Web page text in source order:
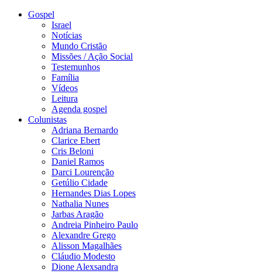
Gospel
Israel
Notícias
Mundo Cristão
Missões / Ação Social
Testemunhos
Família
Vídeos
Leitura
Agenda gospel
Colunistas
Adriana Bernardo
Clarice Ebert
Cris Beloni
Daniel Ramos
Darci Lourenção
Getúlio Cidade
Hernandes Dias Lopes
Nathalia Nunes
Jarbas Aragão
Andreia Pinheiro Paulo
Alexandre Grego
Alisson Magalhães
Cláudio Modesto
Dione Alexsandra